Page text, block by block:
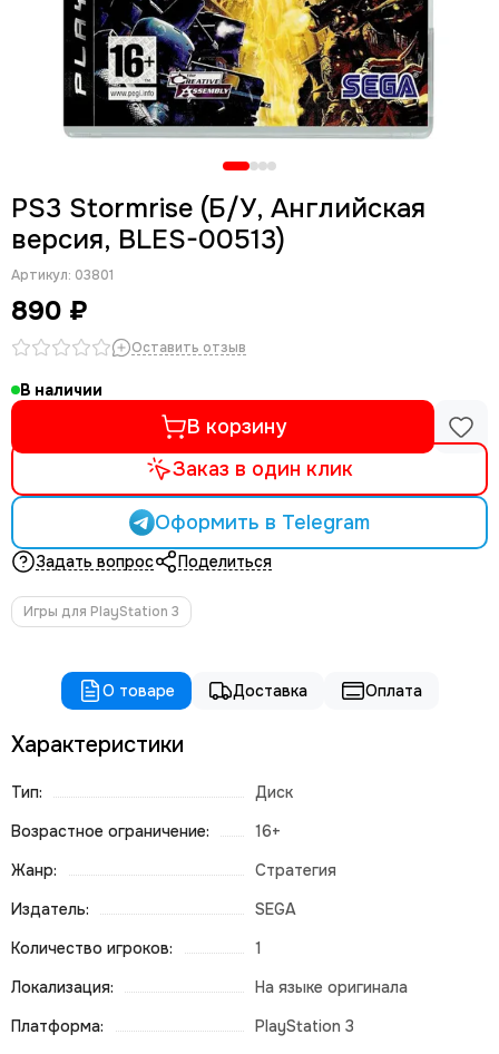
PS3 Stormrise (Б/У, Английская
версия, BLES-00513)
Артикул: 03801
890 ₽
Оставить отзыв
В наличии
В корзину
Заказ в один клик
Оформить в Telegram
Задать вопрос Поделиться
Игры для PlayStation 3
О товаре Доставка Оплата
Характеристики
Тип:
Диск
Возрастное ограничение:
16+
Жанр:
Стратегия
Издатель:
SEGA
Количество игроков:
1
Локализация:
На языке оригинала
Платформа:
PlayStation 3